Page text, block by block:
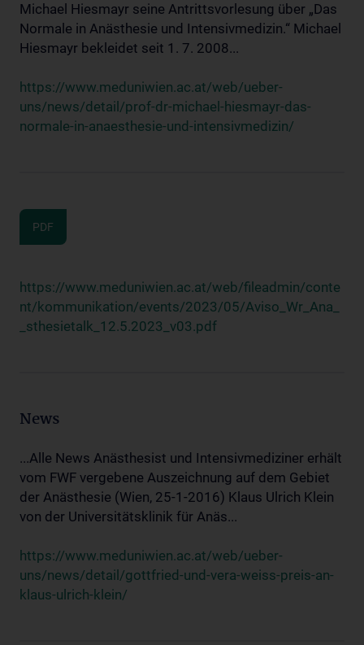
Michael Hiesmayr seine Antrittsvorlesung über „Das
Normale in Anästhesie und Intensivmedizin.“ Michael
Hiesmayr bekleidet seit 1. 7. 2008...
https://www.meduniwien.ac.at/web/ueber-
uns/news/detail/prof-dr-michael-hiesmayr-das-
normale-in-anaesthesie-und-intensivmedizin/
PDF
https://www.meduniwien.ac.at/web/fileadmin/conte
nt/kommunikation/events/2023/05/Aviso_Wr_Ana_
_sthesietalk_12.5.2023_v03.pdf
News
...Alle News Anästhesist und Intensivmediziner erhält
vom FWF vergebene Auszeichnung auf dem Gebiet
der Anästhesie (Wien, 25-1-2016) Klaus Ulrich Klein
von der Universitätsklinik für Anäs...
https://www.meduniwien.ac.at/web/ueber-
uns/news/detail/gottfried-und-vera-weiss-preis-an-
klaus-ulrich-klein/